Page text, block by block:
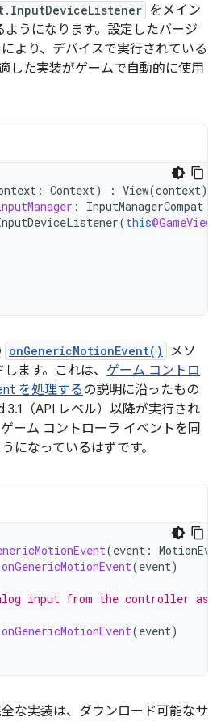
をメイン
ようになります。設定したバージ
より、デバイスで実行されている
した実装がゲームで自動的に使用
: Context) : View(context),
: InputManagerCompat
(this@GameView
onGenericMotionEvent()
メソ
ます。これは、 ゲーム コントロ
を処理するの説明に沿ったもの
3.1（API レベル）以降が実行され
ーム コントローラ イベントを同
になっているはずです。
(event :
onGenericMotionEvent(event)
input from the controller as
onGenericMotionEvent(event)
な実装は、ダウンロード可能なサ